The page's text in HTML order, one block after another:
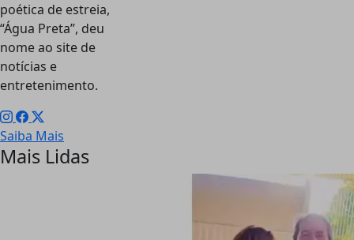
poética de estreia,
“Água Preta”, deu
nome ao site de
notícias e
entretenimento.
Saiba Mais
Mais Lidas